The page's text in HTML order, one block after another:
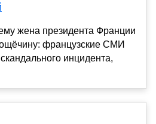
жена президента Франции
французские СМИ
инцидента,